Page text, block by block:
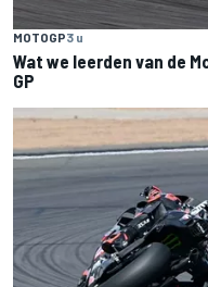
MOTOGP3 u
Wat we leerden van de
GP